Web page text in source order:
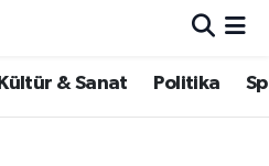
Kültür & Sanat Politika